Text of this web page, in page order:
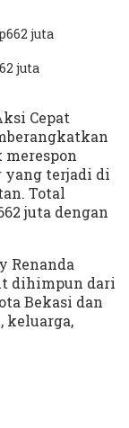
juta
Cepat
yang terjadi di
Total
juta dengan
Renanda
dihimpun dari
Bekasi dan
keluarga,